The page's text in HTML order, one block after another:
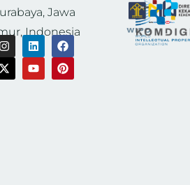
Jawa
Indonesia